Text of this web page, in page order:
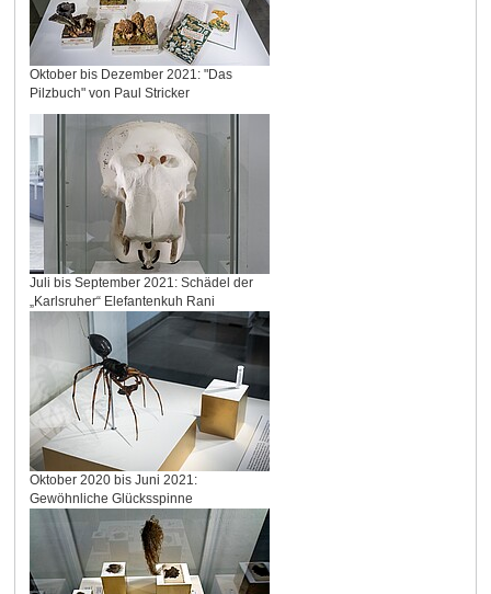
Oktober bis Dezember 2021: "Das
Pilzbuch" von Paul Stricker
Juli bis September 2021: Schädel der
„Karlsruher“ Elefantenkuh Rani
Oktober 2020 bis Juni 2021:
Gewöhnliche Glücksspinne